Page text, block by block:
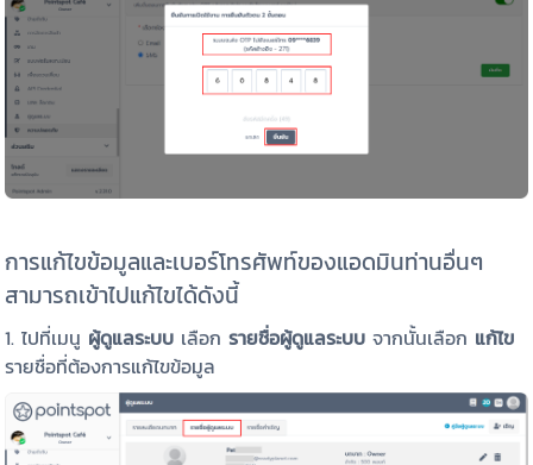
การแก้ไขข้อมูลและเบอร์โทรศัพท์ของแอดมินท่านอื่นๆ
สามารถเข้าไปแก้ไขได้ดังนี้
1. ไปที่เมนู ผู้ดูแลระบบ เลือกรายชื่อผู้ดูแลระบบ จากนั้นเลือก แก้ไข
รายชื่อที่ต้องการแก้ไขข้อมูล